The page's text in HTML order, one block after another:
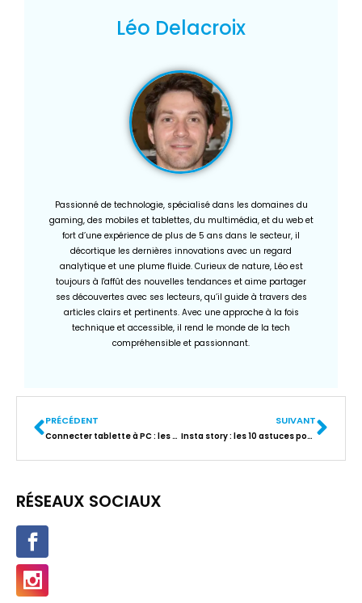
Léo Delacroix
Passionné de technologie, spécialisé dans les domaines du
gaming, des mobiles et tablettes, du multimédia, et du web et
fort d’une expérience de plus de 5 ans dans le secteur, il
décortique les dernières innovations avec un regard
analytique et une plume fluide. Curieux de nature, Léo est
toujours à l'affût des nouvelles tendances et aime partager
ses découvertes avec ses lecteurs, qu’il guide à travers des
articles clairs et pertinents. Avec une approche à la fois
technique et accessible, il rend le monde de la tech
compréhensible et passionnant.
PRÉCÉDENT
Connecter tablette à PC : les méthodes pour utiliser un second écran
SUIVANT
Insta story : les 10 astuces pour réussir les visuels engageants
RÉSEAUX SOCIAUX